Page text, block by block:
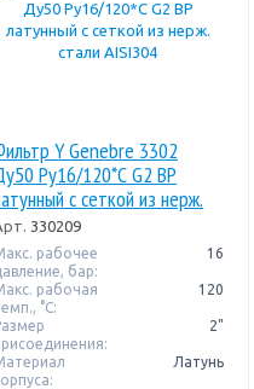
Y Genebre 3302
Pу16/120*С G2 ВР
с сеткой из нерж.
AISI304
330209
рабочее
бар:
16
рабочая
°С:
120
2"
Латунь